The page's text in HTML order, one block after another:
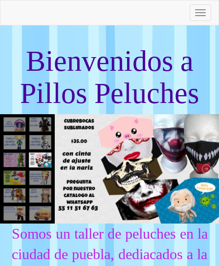
Bienvenidos a
Pillos Peluches
Somos un taller de peluches en la
ciudad de puebla, dediacados a la